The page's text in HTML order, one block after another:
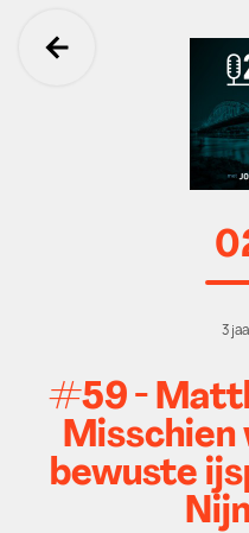
Ga terug
3
#59 -
Misschien
bewuste